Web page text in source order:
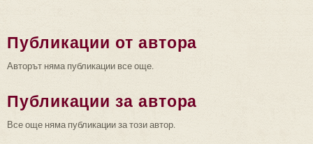
Публикации от автора
Авторът няма публикации все още.
Публикации за автора
Все още няма публикации за този автор.